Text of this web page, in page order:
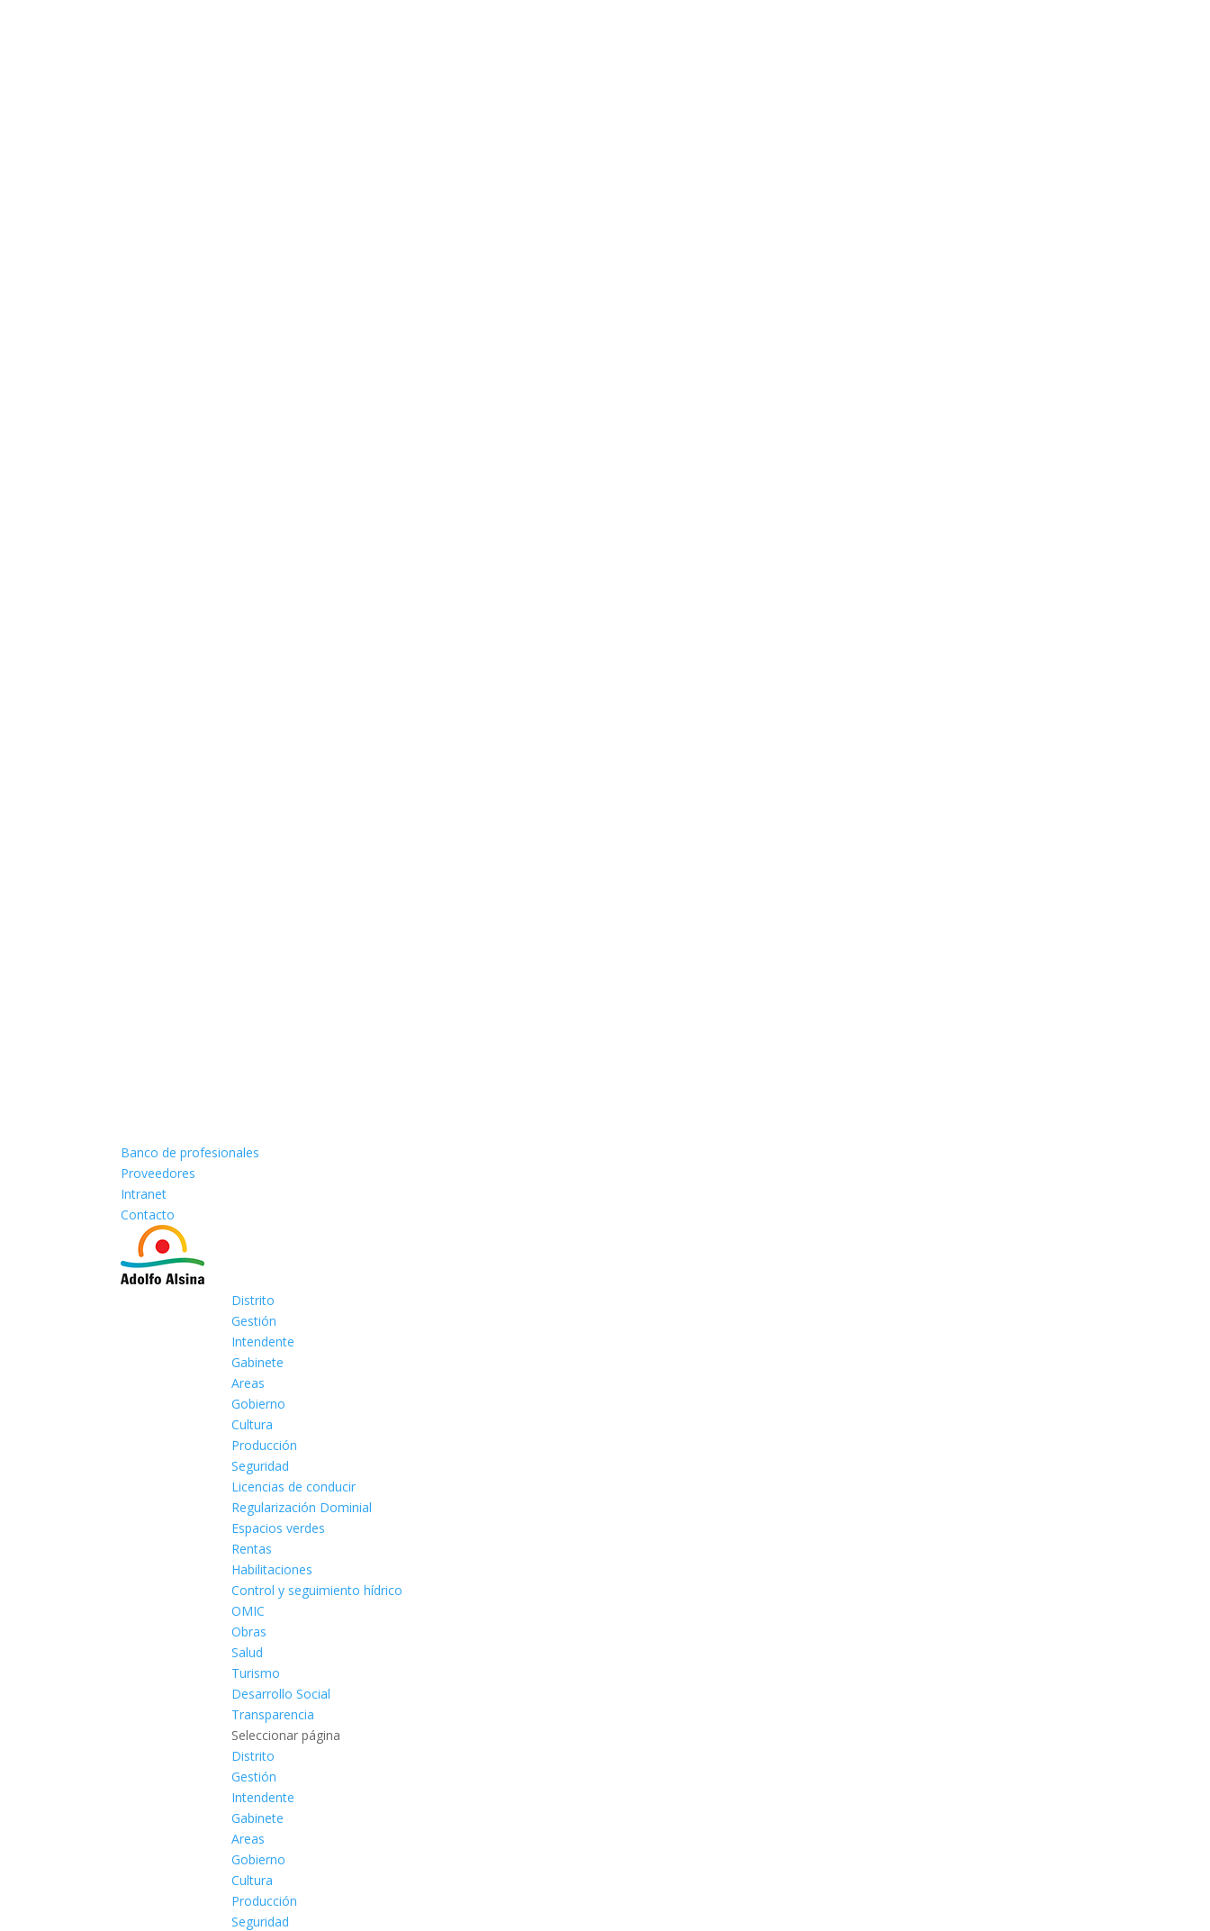
Banco de profesionales
Proveedores
Intranet
Contacto
Distrito
Gestión
Intendente
Gabinete
Areas
Gobierno
Cultura
Producción
Seguridad
Licencias de conducir
Regularización Dominial
Espacios verdes
Rentas
Habilitaciones
Control y seguimiento hídrico
OMIC
Obras
Salud
Turismo
Desarrollo Social
Transparencia
Seleccionar página
Distrito
Gestión
Intendente
Gabinete
Areas
Gobierno
Cultura
Producción
Seguridad